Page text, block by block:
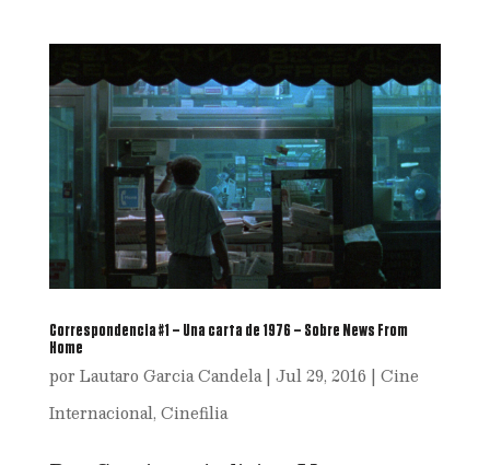
Correspondencia #1 – Una carta de 1976 – Sobre News From
Home
por Lautaro Garcia Candela| Jul 29, 2016 | Cine
Internacional, Cinefilia